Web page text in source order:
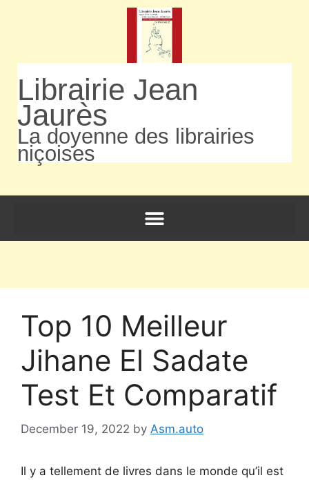
Librairie Jean
Jaurès
La doyenne des librairies
niçoises
Top 10 Meilleur
Jihane El Sadate
Test Et Comparatif
December 19, 2022 by Asm.auto
Il y a tellement de livres dans le monde qu’il est